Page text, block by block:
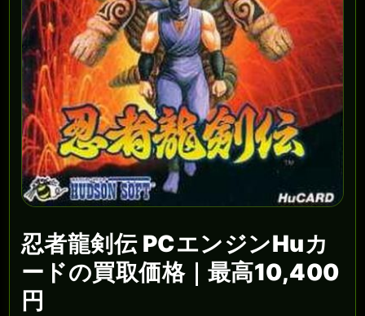
忍者龍剣伝 PCエンジンHuカ
ードの買取価格｜最高10,400
円